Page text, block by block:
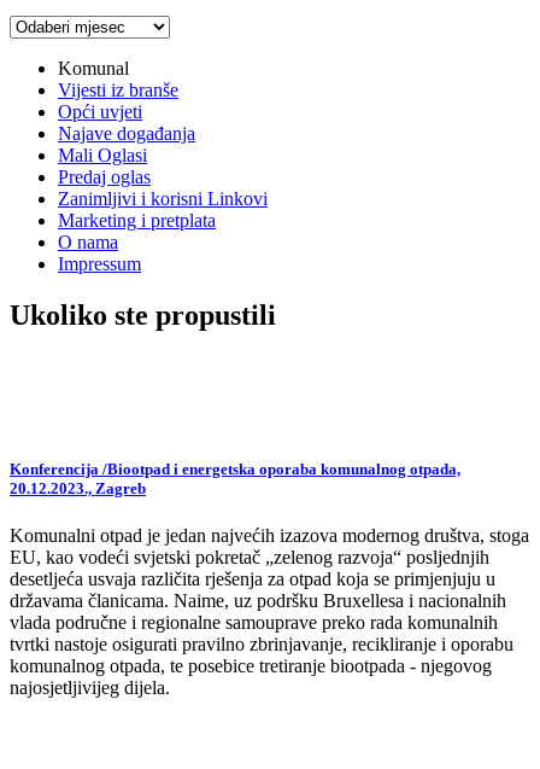
Arhiva
Komunal
Vijesti iz branše
Opći uvjeti
Najave događanja
Mali Oglasi
Predaj oglas
Zanimljivi i korisni Linkovi
Marketing i pretplata
O nama
Impressum
Ukoliko ste propustili
Konferencija /Biootpad i energetska oporaba komunalnog otpada,
20.12.2023., Zagreb
Komunalni otpad je jedan najvećih izazova modernog društva, stoga
EU, kao vodeći svjetski pokretač „zelenog razvoja“ posljednjih
desetljeća usvaja različita rješenja za otpad koja se primjenjuju u
državama članicama. Naime, uz podršku Bruxellesa i nacionalnih
vlada područne i regionalne samouprave preko rada komunalnih
tvrtki nastoje osigurati pravilno zbrinjavanje, recikliranje i oporabu
komunalnog otpada, te posebice tretiranje biootpada - njegovog
najosjetljivijeg dijela.